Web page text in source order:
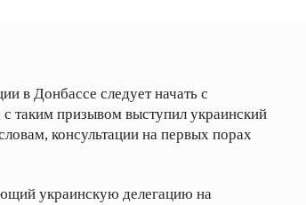
в Донбассе следует начать с
таким призывом выступил украинский
консультации на первых порах
украинскую делегацию на